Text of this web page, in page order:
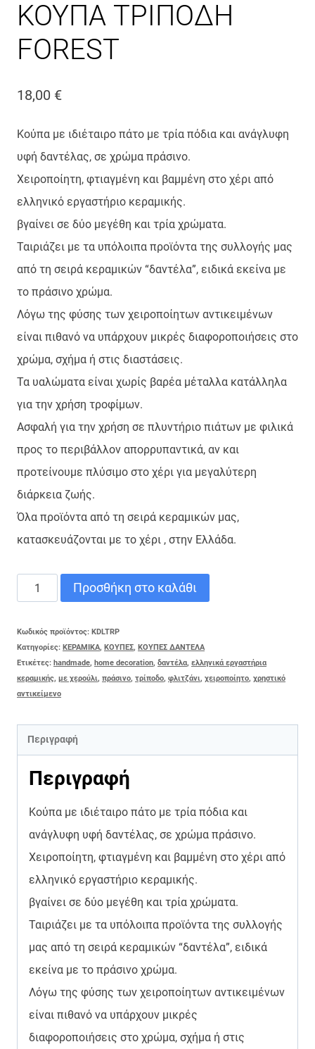
ΚΟΥΠΑ ΤΡΙΠΟΔΗ
FOREST
18,00 €
Κούπα με ιδιέταιρο πάτο με τρία πόδια και ανάγλυφη
υφή δαντέλας, σε χρώμα πράσινο.
Χειροποίητη, φτιαγμένη και βαμμένη στο χέρι από
ελληνικό εργαστήριο κεραμικής.
βγαίνει σε δύο μεγέθη και τρία χρώματα.
Ταιριάζει με τα υπόλοιπα προϊόντα της συλλογής μας
από τη σειρά κεραμικών “δαντέλα”, ειδικά εκείνα με
το πράσινο χρώμα.
Λόγω της φύσης των χειροποίητων αντικειμένων
είναι πιθανό να υπάρχουν μικρές διαφοροποιήσεις στο
χρώμα, σχήμα ή στις διαστάσεις.
Τα υαλώματα είναι χωρίς βαρέα μέταλλα κατάλληλα
για την χρήση τροφίμων.
Ασφαλή για την χρήση σε πλυντήριο πιάτων με φιλικά
προς το περιβάλλον απορρυπαντικά, αν και
προτείνουμε πλύσιμο στο χέρι για μεγαλύτερη
διάρκεια ζωής.
Όλα προϊόντα από τη σειρά κεραμικών μας,
κατασκευάζονται με το χέρι , στην Ελλάδα.
ΚΟΥΠΑ
ΤΡΙΠΟΔΗ
FOREST
ποσότητα
Προσθήκη στο καλάθι
Κωδικός προϊόντος: KDLTRP
Κατηγορίες: ΚΕΡΑΜΙΚΑ, ΚΟΥΠΕΣ, ΚΟΥΠΕΣ ΔΑΝΤΕΛΑ
Ετικέτες: handmade, home decoration, δαντέλα, ελληνικά εργαστήρια
κεραμικής, με χερούλι, πράσινο, τρίποδο, φλιτζάνι, χειροποίητο, χρηστικό
αντικείμενο
Περιγραφή
Περιγραφή
Κούπα με ιδιέταιρο πάτο με τρία πόδια και
ανάγλυφη υφή δαντέλας, σε χρώμα πράσινο.
Χειροποίητη, φτιαγμένη και βαμμένη στο χέρι από
ελληνικό εργαστήριο κεραμικής.
βγαίνει σε δύο μεγέθη και τρία χρώματα.
Ταιριάζει με τα υπόλοιπα προϊόντα της συλλογής
μας από τη σειρά κεραμικών “δαντέλα”, ειδικά
εκείνα με το πράσινο χρώμα.
Λόγω της φύσης των χειροποίητων αντικειμένων
είναι πιθανό να υπάρχουν μικρές
διαφοροποιήσεις στο χρώμα, σχήμα ή στις